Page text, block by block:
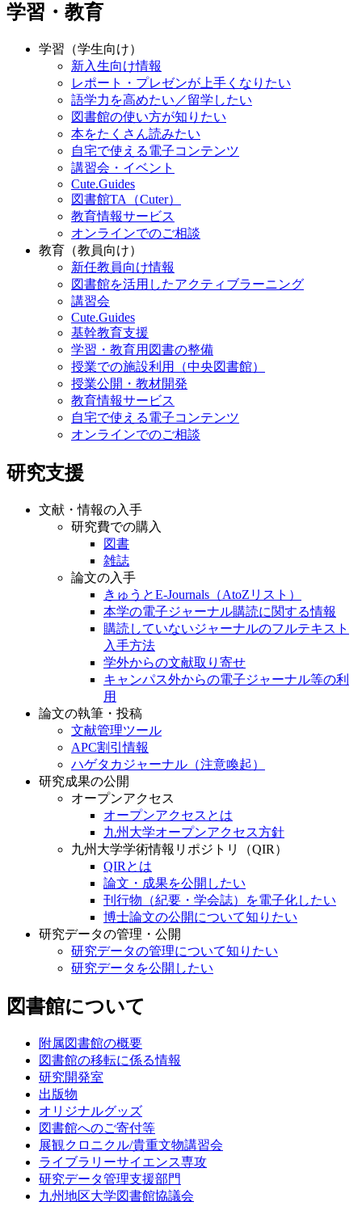
学習・教育
学習（学生向け）
新入生向け情報
レポート・プレゼンが上手くなりたい
語学力を高めたい／留学したい
図書館の使い方が知りたい
本をたくさん読みたい
自宅で使える電子コンテンツ
講習会・イベント
Cute.Guides
図書館TA（Cuter）
教育情報サービス
オンラインでのご相談
教育（教員向け）
新任教員向け情報
図書館を活用したアクティブラーニング
講習会
Cute.Guides
基幹教育支援
学習・教育用図書の整備
授業での施設利用（中央図書館）
授業公開・教材開発
教育情報サービス
自宅で使える電子コンテンツ
オンラインでのご相談
研究支援
文献・情報の入手
研究費での購入
図書
雑誌
論文の入手
きゅうとE-Journals（AtoZリスト）
本学の電子ジャーナル購読に関する情報
購読していないジャーナルのフルテキスト
入手方法
学外からの文献取り寄せ
キャンパス外からの電子ジャーナル等の利
用
論文の執筆・投稿
文献管理ツール
APC割引情報
ハゲタカジャーナル（注意喚起）
研究成果の公開
オープンアクセス
オープンアクセスとは
九州大学オープンアクセス方針
九州大学学術情報リポジトリ（QIR）
QIRとは
論文・成果を公開したい
刊行物（紀要・学会誌）を電子化したい
博士論文の公開について知りたい
研究データの管理・公開
研究データの管理について知りたい
研究データを公開したい
図書館について
附属図書館の概要
図書館の移転に係る情報
研究開発室
出版物
オリジナルグッズ
図書館へのご寄付等
展観クロニクル/貴重文物講習会
ライブラリーサイエンス専攻
研究データ管理支援部門
九州地区大学図書館協議会